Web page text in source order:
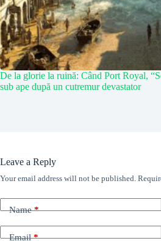
De la glorie la ruină: Când Port Royal,
sub ape după un cutremur devastator
Leave a Reply
Your email address will not be published.
Name*
Email*